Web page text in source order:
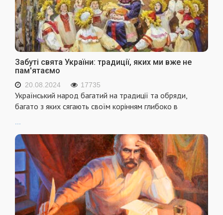
Забуті свята України: традиції, яких ми вже не
пам'ятаємо
20.08.2024 17735
Український народ багатий на традиції та обряди,
багато з яких сягають своїм корінням глибоко в